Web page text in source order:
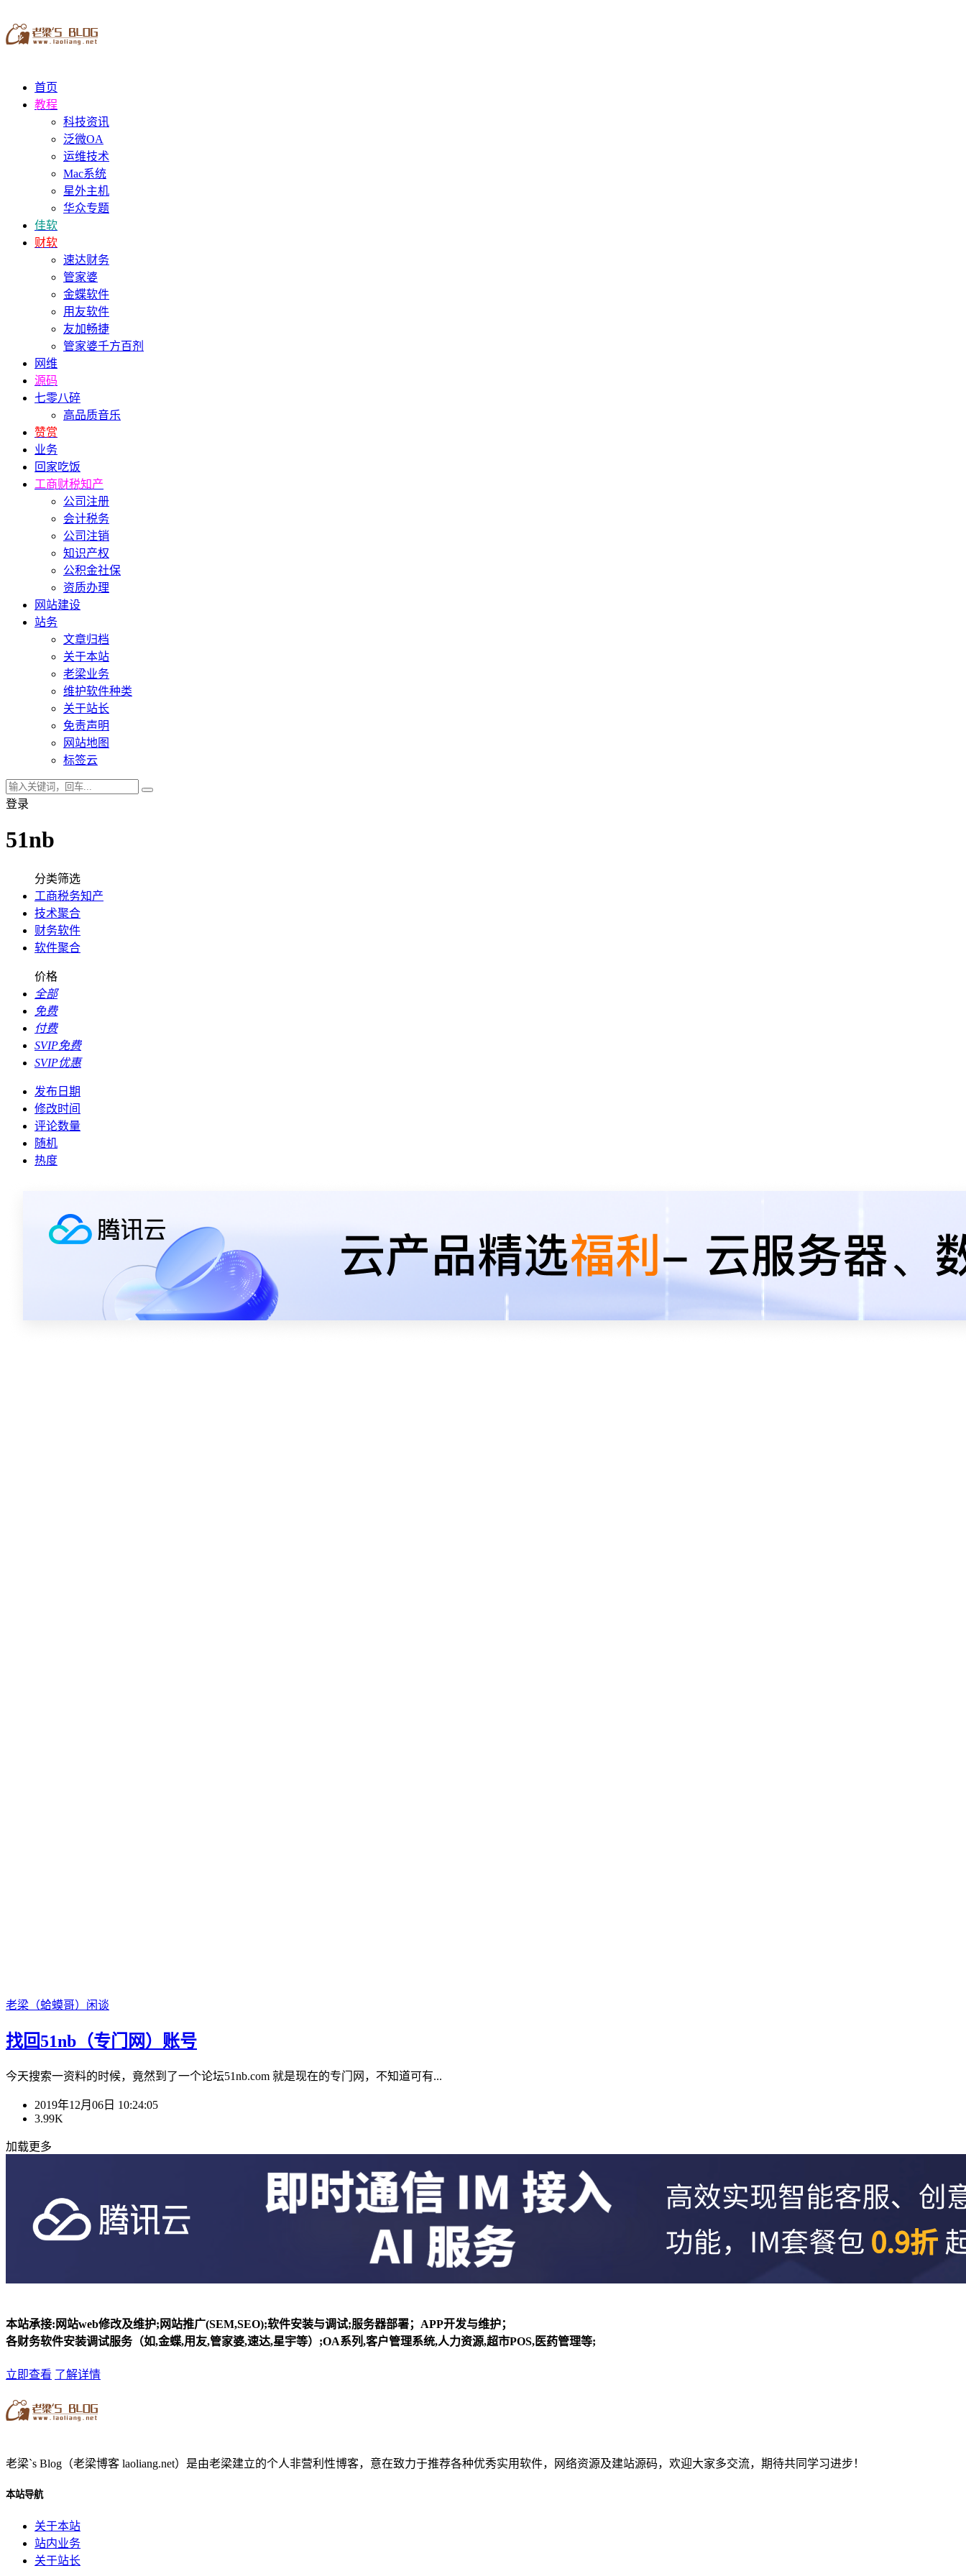
首页
教程
科技资讯
泛微OA
运维技术
Mac系统
星外主机
华众专题
佳软
财软
速达财务
管家婆
金蝶软件
用友软件
友加畅捷
管家婆千方百剂
网维
源码
七零八碎
高品质音乐
赞赏
业务
回家吃饭
工商财税知产
公司注册
会计税务
公司注销
知识产权
公积金社保
资质办理
网站建设
站务
文章归档
关于本站
老梁业务
维护软件种类
关于站长
免责声明
网站地图
标签云
登录
51nb
分类筛选
工商税务知产
技术聚合
财务软件
软件聚合
价格
全部
免费
付费
SVIP免费
SVIP优惠
发布日期
修改时间
评论数量
随机
热度
老梁（蛤蟆哥） 闲谈
找回51nb（专门网）账号
今天搜索一资料的时候，竟然到了一个论坛51nb.com 就是现在的专门网，不知道可有...
2019年12月06日 10:24:05
3.99K
加载更多
本站承接:网站web修改及维护;网站推广(SEM,SEO);软件安装与调试;服务器部署；APP开发与维护；
各财务软件安装调试服务（如,金蝶,用友,管家婆,速达,星宇等）;OA系列,客户管理系统,人力资源,超市POS,医药管理等;
立即查看 了解详情
老梁`s Blog（老梁博客 laoliang.net）是由老梁建立的个人非营利性博客，意在致力于推荐各种优秀实用软件，网络资源及建站源码，欢迎大家多交流，期待共同学习进步！
本站导航
关于本站
站内业务
关于站长